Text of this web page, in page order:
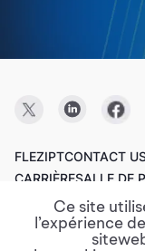
FLEZIPTCONTACT
CARRIÈRESALLE DE
Ce site
l’expérience